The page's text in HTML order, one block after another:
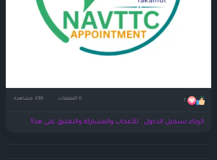
7 0 التعليقات
الرجاء تسجيل الدخول , للأعجاب والمشاركة والتعليق على هذا!